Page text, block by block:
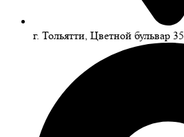
г. Тольятти, Цветной бульвар 35